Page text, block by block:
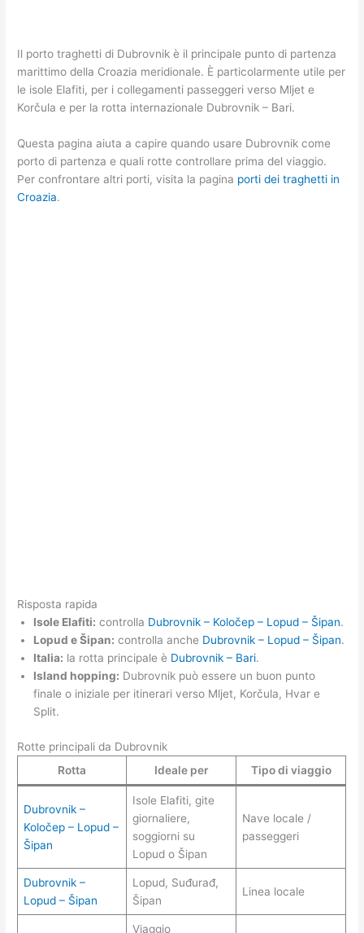
Il porto traghetti di Dubrovnik è il principale punto di partenza
marittimo della Croazia meridionale. È particolarmente utile per
le isole Elafiti, per i collegamenti passeggeri verso Mljet e
Korčula e per la rotta internazionale Dubrovnik – Bari.
Questa pagina aiuta a capire quando usare Dubrovnik come
porto di partenza e quali rotte controllare prima del viaggio.
Per confrontare altri porti, visita la pagina porti dei traghetti in
Croazia.
Risposta rapida
Isole Elafiti: controlla Dubrovnik – Koločep – Lopud – Šipan.
Lopud e Šipan: controlla anche Dubrovnik – Lopud – Šipan.
Italia: la rotta principale è Dubrovnik – Bari.
Island hopping: Dubrovnik può essere un buon punto
finale o iniziale per itinerari verso Mljet, Korčula, Hvar e
Split.
Rotte principali da Dubrovnik
Rotta
Ideale per Tipo di viaggio
Dubrovnik –
Koločep – Lopud –
Šipan
Isole Elafiti, gite
giornaliere,
soggiorni su
Lopud o Šipan
Nave locale /
passeggeri
Dubrovnik –
Lopud – Šipan
Lopud, Suđurađ,
Šipan
Linea locale
Viaggio